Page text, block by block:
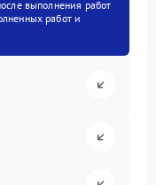
выполнения работ
работ и